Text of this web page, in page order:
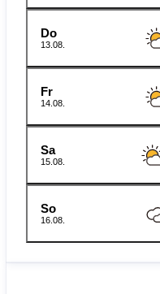
Do
13.08.
Fr
14.08.
Sa
15.08.
So
16.08.